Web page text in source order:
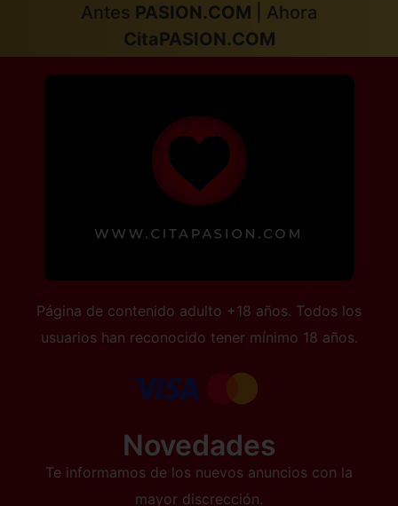
Antes PASION.COM | Ahora
CitaPASION.COM
Página de contenido adulto +18 años. Todos los
usuarios han reconocido tener mínimo 18 años.
Novedades
Te informamos de los nuevos anuncios con la
mayor discrección.